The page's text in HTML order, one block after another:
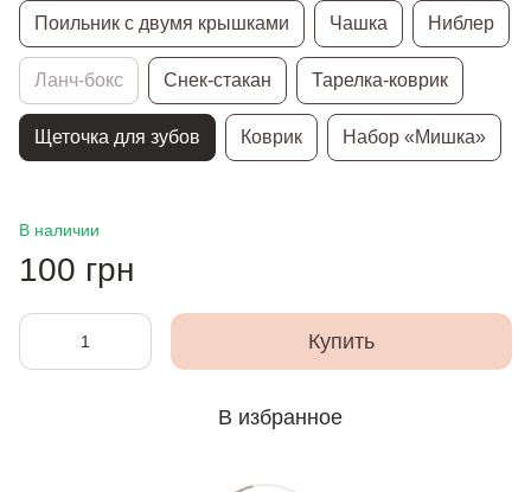
Поильник с двумя крышками Чашка Ниблер
Ланч-бокс Снек-стакан Тарелка-коврик
Щеточка для зубов Коврик Набор «Мишка»
В наличии
100 грн
Купить
В избранное